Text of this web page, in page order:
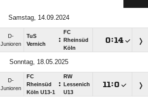
Samstag, 14.09.2024
D-
Junioren
TuS
Vernich
:
FC
Rheinsüd
Köln
:
Sonntag, 18.05.2025
D-
Junioren
FC
Rheinsüd
Köln U13-1
:
RW
Lessenich
U13
: